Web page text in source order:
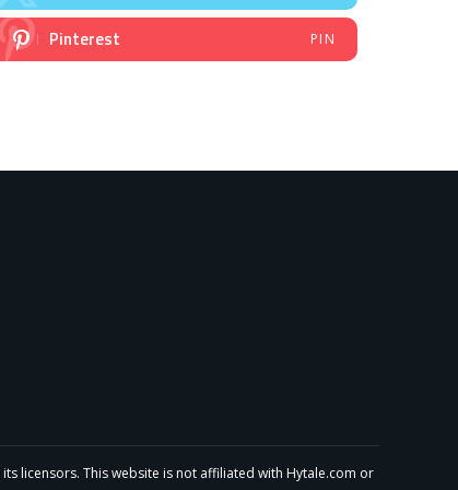
Pinterest PIN
its licensors. This website is not affiliated with Hytale.com or